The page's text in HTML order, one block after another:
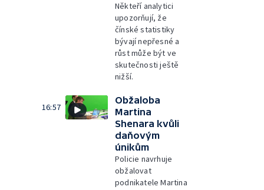
Někteří analytici
upozorňují, že
čínské statistiky
bývají nepřesné a
růst může být ve
skutečnosti ještě
nižší.
16:57
Obžaloba
Martina
Shenara kvůli
daňovým
únikům
Policie navrhuje
obžalovat
podnikatele Martina